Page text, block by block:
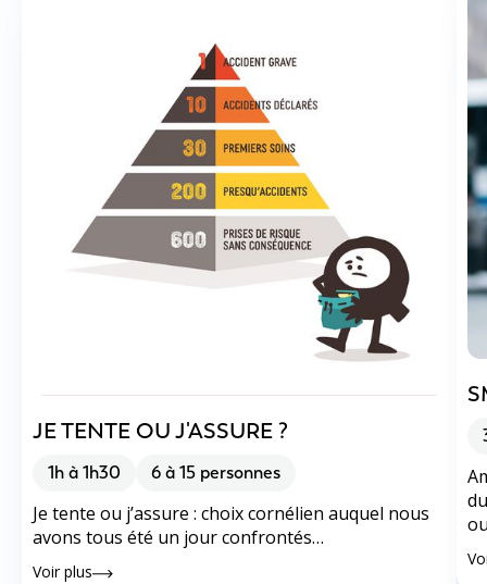
JE TENTE OU J'ASSURE ?
1h à 1h30 6 à 15 personnes
Je tente ou j’assure : choix cornélien auquel nous
avons tous été un jour confrontés…
Voir plus